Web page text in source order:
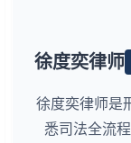
徐度奕律师
徐度奕律师是
悉司法全流